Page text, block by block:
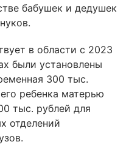
бабушек и дедушек
в области с 2023
были установлены
300 тыс.
ребенка матерью
тыс. рублей для
отделений